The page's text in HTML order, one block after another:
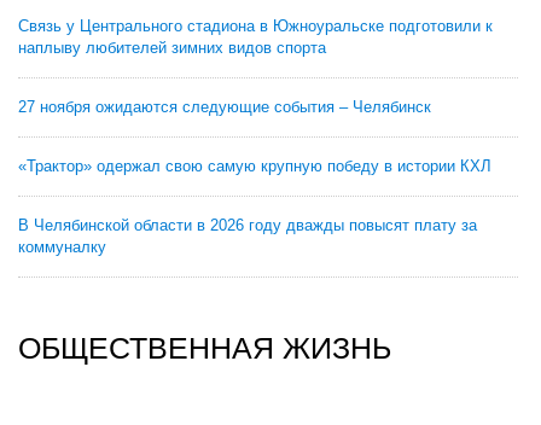
Связь у Центрального стадиона в Южноуральске подготовили к
наплыву любителей зимних видов спорта
27 ноября ожидаются следующие события – Челябинск
«Трактор» одержал свою самую крупную победу в истории КХЛ
В Челябинской области в 2026 году дважды повысят плату за
коммуналку
ОБЩЕСТВЕННАЯ ЖИЗНЬ